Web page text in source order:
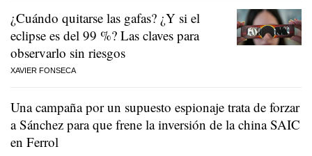
¿Cuándo quitarse las gafas? ¿Y si el
eclipse es del 99 %? Las claves para
observarlo sin riesgos
XAVIER FONSECA
Una campaña por un supuesto espionaje trata de forzar
a Sánchez para que frene la inversión de la china SAIC
en Ferrol